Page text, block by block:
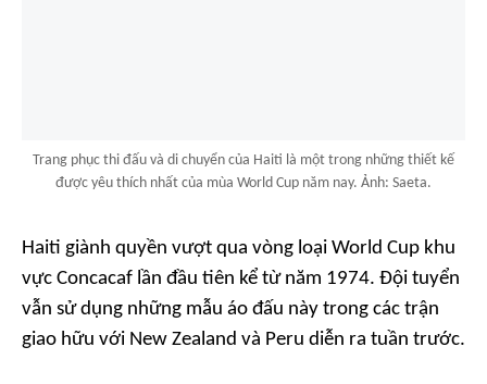
Trang phục thi đấu và di chuyển của Haiti là một trong những thiết kế
được yêu thích nhất của mùa World Cup năm nay. Ảnh: Saeta.
Haiti giành quyền vượt qua vòng loại World Cup khu
vực Concacaf lần đầu tiên kể từ năm 1974. Đội tuyển
vẫn sử dụng những mẫu áo đấu này trong các trận
giao hữu với New Zealand và Peru diễn ra tuần trước.